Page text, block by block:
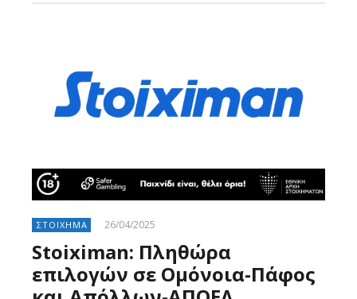
ΣΤΟΙΧΗΜΑ 26/04/2025
Stoiximan: Πληθώρα
επιλογών σε Ομόνοια-Πάφος